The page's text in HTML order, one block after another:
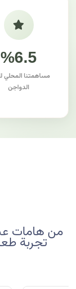
%6.5
مساهمتنا المحلي
الدواجن
من هامات
تجربة